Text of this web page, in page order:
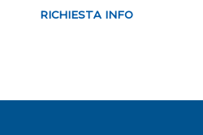
RICHIESTA INFO